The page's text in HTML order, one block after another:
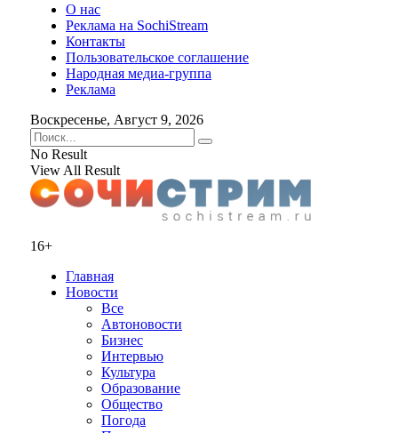
О нас
Реклама на SochiStream
Контакты
Пользовательское соглашение
Народная медиа-группа
Реклама
Воскресенье, Август 9, 2026
No Result
View All Result
16+
Главная
Новости
Все
Автоновости
Бизнес
Интервью
Культура
Образование
Общество
Погода